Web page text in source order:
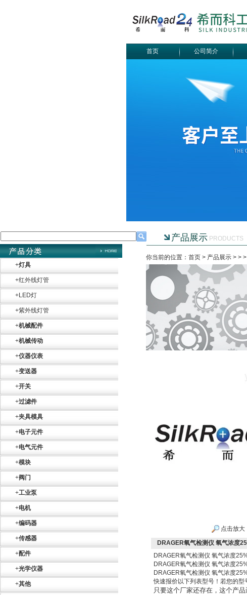
首页 公司简介
+灯具
+红外线灯管
+LED灯
+紫外线灯管
+机械配件
+机械传动
+仪器仪表
+变送器
+开关
+过滤件
+夹具模具
+电子元件
+电气元件
+模块
+阀门
+工业泵
+电机
+编码器
+传感器
+配件
+光学仪器
+其他
SR+KH-AFB AF24-
德国HBM
产品展示 PRODUCTS
你当前的位置：首页 > 产品展示 > >
点击放大
DRAGER氧气检测仪 氧气浓度
DRAGER氧气检测仪 氧气浓度
DRAGER氧气检测仪 氧气浓度
DRAGER氧气检测仪 氧气浓度
快速报价以下列表型号！若您的
只要这个厂家还存在，这个产